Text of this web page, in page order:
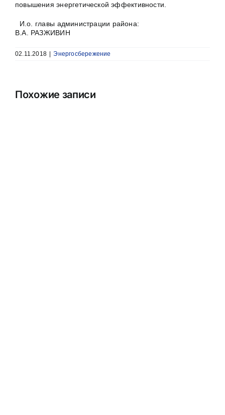
повышения энергетической эффективности.
И.о. главы администрации района:
В.А. РАЗЖИВИН
02.11.2018 Энергосбережение
Похожие записи